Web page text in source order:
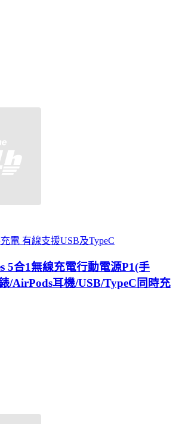
電 有線支援USB及TypeC
5合1無線充電行動電源P1(手
/AirPods耳機/USB/TypeC同時充